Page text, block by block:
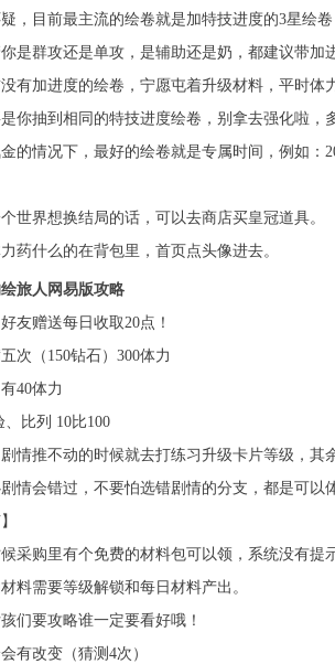
，目前最主流的绘卷就是加特技进度的3星绘
是群攻还是单攻，是辅助还是奶，都建议带加
有加进度的绘卷，宁愿屯着升级材料，平时体
你抽到相同的特技进度绘卷，别拿去强化啦，
的情况下，最好的绘卷就是专属时间，例如：
世界想换结局的话，可以去商店买皇冠道具。
药什么的在背包里，首页点头像进去。
旅人网易版攻略
好友赠送每日收取20点！
次（150钻石）300体力
40体力
比列 10比100
剧情推不动的时候就去打练习升级卡片等级，
情会错过，不要怕选错剧情的分支，都是可以
采购里有个免费的材料包可以领，系统没有提示
料需要等级解锁和每日材料产出。
们要攻略谁一定要看好哦！
有改变（猜测4次）